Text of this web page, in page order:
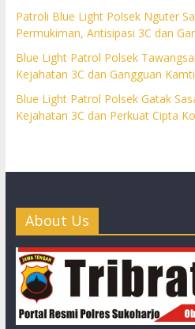
Patroli Blue Light Polsek Nguter
Permukiman, Antisipasi 3C dan
Blue Light Patrol Polsek
Kejahatan 3C dan Gangguan
Blue Light Patrol Polsek Gatak
Kejahatan 3C dan Perkuat Cipta
About Us